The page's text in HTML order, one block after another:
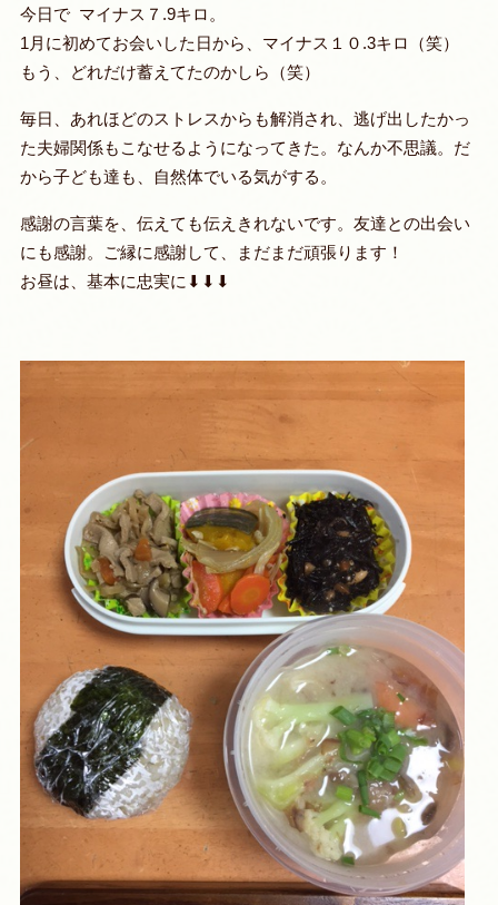
今日で マイナス７.9キロ。
1月に初めてお会いした日から、マイナス１０.3キロ（笑）
もう、どれだけ蓄えてたのかしら（笑）
毎日、あれほどのストレスからも解消され、逃げ出したかっ
た夫婦関係もこなせるようになってきた。なんか不思議。だ
から子ども達も、自然体でいる気がする。
感謝の言葉を、伝えても伝えきれないです。友達との出会い
にも感謝。ご縁に感謝して、まだまだ頑張ります！
お昼は、基本に忠実に⬇︎⬇︎⬇︎